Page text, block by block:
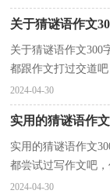
关于猜谜语作文
关于猜谜语作文300
都跟作文打过交道
造性。那么问题来
2024-04-30
实用的猜谜语作
实用的猜谜语作文
都尝试过写作文吧
阐述，切忌东拉西
2024-04-30